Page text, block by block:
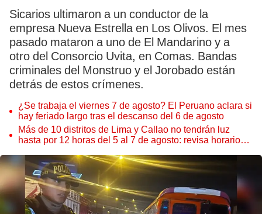
Sicarios ultimaron a un conductor de la
empresa Nueva Estrella en Los Olivos. El mes
pasado mataron a uno de El Mandarino y a
otro del Consorcio Uvita, en Comas. Bandas
criminales del Monstruo y el Jorobado están
detrás de estos crímenes.
¿Se trabaja el viernes 7 de agosto? El Peruano aclara si
hay feriado largo tras el descanso del 6 de agosto
Más de 10 distritos de Lima y Callao no tendrán luz
hasta por 12 horas del 5 al 7 de agosto: revisa horarios y